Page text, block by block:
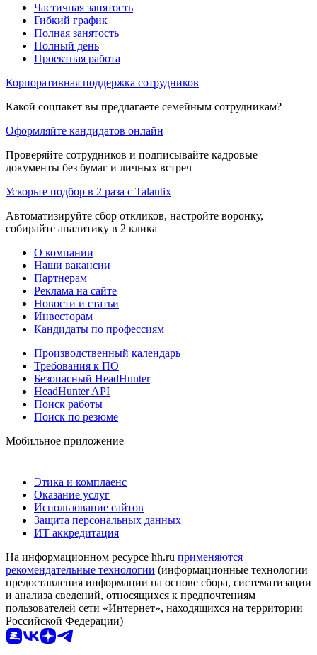
Частичная занятость
Гибкий график
Полная занятость
Полный день
Проектная работа
Корпоративная поддержка сотрудников
Какой соцпакет вы предлагаете семейным сотрудникам?
Оформляйте кандидатов онлайн
Проверяйте сотрудников и подписывайте кадровые
документы без бумаг и личных встреч
Ускорьте подбор в 2 раза с Talantix
Автоматизируйте сбор откликов, настройте воронку,
собирайте аналитику в 2 клика
О компании
Наши вакансии
Партнерам
Реклама на сайте
Новости и статьи
Инвесторам
Кандидаты по профессиям
Производственный календарь
Требования к ПО
Безопасный HeadHunter
HeadHunter API
Поиск работы
Поиск по резюме
Мобильное приложение
Этика и комплаенс
Оказание услуг
Использование сайтов
Защита персональных данных
ИТ аккредитация
На информационном ресурсе hh.ru применяются
рекомендательные технологии (информационные технологии
предоставления информации на основе сбора, систематизации
и анализа сведений, относящихся к предпочтениям
пользователей сети «Интернет», находящихся на территории
Российской Федерации)